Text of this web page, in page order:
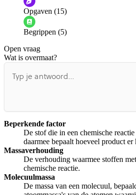
Informatie is onjuist
De docent is te langdradig
De uitleg gaat te langzaam
Opgaven (15)
Begrippen (5)
Open vraag
Wat is overmaat?
Beperkende factor
De stof die in een chemische
daarmee bepaalt hoeveel product er
Massaverhouding
De verhouding waarmee stoffen
chemische reactie.
Molecuulmassa
De massa van een molecuul,